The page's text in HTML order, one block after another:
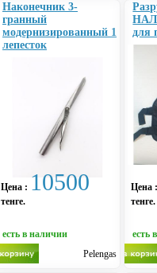
Наконечник 3-
гранный
модернизированный 1
лепесток
Цена : 10500
тенге.
есть в наличии
Pelengas
для
Цена
тенге.
есть